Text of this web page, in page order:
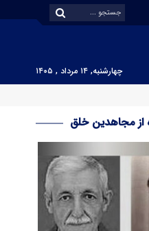
چهارشنبه, ۱۴ مرداد , ۱۴۰۵
از مجاهدین خلق